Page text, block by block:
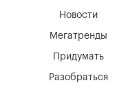
Мегатренды
Придумать
Разобраться
Новости